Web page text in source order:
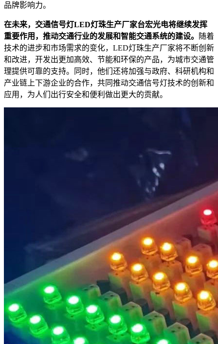
品牌影响力。
在未来，交通信号灯LED灯珠生产厂家台宏光电将继续发挥
重要作用，推动交通行业的发展和智能交通系统的建设。
随着
技术的进步和市场需求的变化，LED灯珠生产厂家将不断创新
和改进，开发出更加高效、节能和环保的产品，为城市交通管
理提供可靠的支持。同时，他们还将加强与政府、科研机构和
产业链上下游企业的合作，共同推动交通信号灯技术的创新和
应用，为人们出行安全和便利做出更大的贡献。